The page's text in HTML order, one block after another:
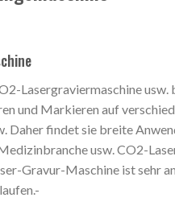
Lasergraviermaschine usw.
und Markieren auf
findet sie breite
usw. CO2-
Gravur-Maschine ist sehr